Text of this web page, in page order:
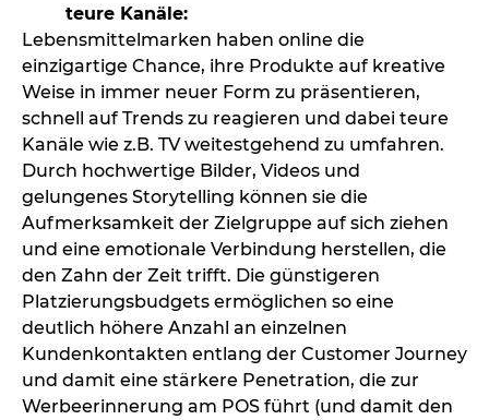
teure Kanäle:
Lebensmittelmarken haben online die
einzigartige Chance, ihre Produkte auf kreative
Weise in immer neuer Form zu präsentieren,
schnell auf Trends zu reagieren und dabei teure
Kanäle wie z.B. TV weitestgehend zu umfahren.
Durch hochwertige Bilder, Videos und
gelungenes Storytelling können sie die
Aufmerksamkeit der Zielgruppe auf sich ziehen
und eine emotionale Verbindung herstellen, die
den Zahn der Zeit trifft. Die günstigeren
Platzierungsbudgets ermöglichen so eine
deutlich höhere Anzahl an einzelnen
Kundenkontakten entlang der Customer Journey
und damit eine stärkere Penetration, die zur
Werbeerinnerung am POS führt (und damit den